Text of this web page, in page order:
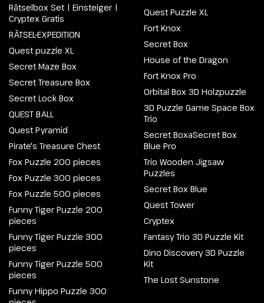
Rätselbox Set | Einsteiger |
Cryptex Gratis
RÄTSEL-EXPEDITION
Quest puzzle XL
Secret Maze Box
Secret Treasure Box
Secret Lock Box
QUEST BALL
Quest Pyramid
Pirate's Treasure Chest
Fox Puzzle 200 pieces
Fox Puzzle 300 pieces
Fox Puzzle 500 pieces
Funny Tiger Puzzle 200
pieces
Funny Tiger Puzzle 300
pieces
Funny Tiger Puzzle 500
pieces
Funny Hippo Puzzle 300
Quest Puzzle XL
Fort Knox
Secret Box
House of the Dragon
Fort Knox Pro
Orbital Box 3D Holzpuzzle
3D Puzzle Game Space Box
Trio
Secret BoxaSecret Box
Blue Pro
Trio Wooden Jigsaw
Puzzles
Secret Box Blue
Quest Tower
Cryptex
Fantasy Trio 3D Puzzle Kit
Dino Discovery 3D Puzzle
Kit
The Lost Sunstone